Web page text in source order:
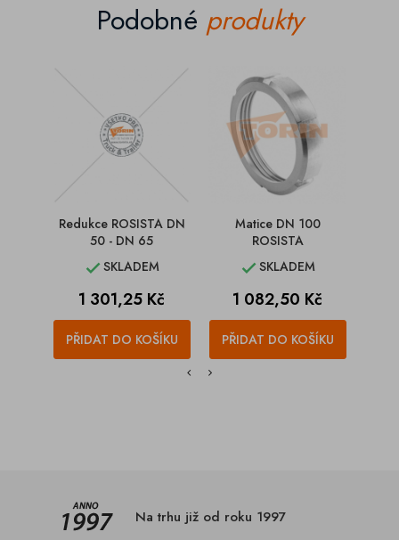
Podobné produkty
Redukce ROSISTA DN
50 - DN 65
SKLADEM
Cena
1 301,25 Kč
PŘIDAT DO KOŠÍKU
Matice DN 100
ROSISTA
SKLADEM
Cena
1 082,50 Kč
PŘIDAT DO KOŠÍKU
Na trhu již od roku 1997